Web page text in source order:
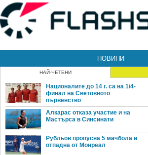
НОВИНИ
НАЙ-ЧЕТЕНИ
Националите до 14 г. са на 1/4-
финал на Световното
първенство
Алкарас отказа участие и на
Мастърса в Синсинати
Рубльов пропусна 5 мачбола и
отпадна от Монреал